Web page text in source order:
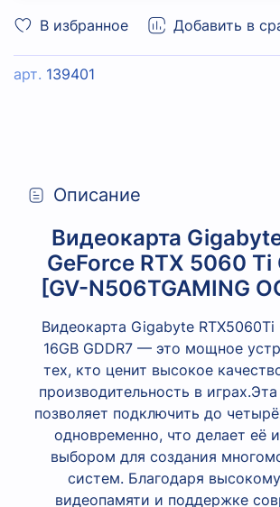
В избранное Добавить в
арт. 139401
Описание
Видеокарта
GeForce RTX 5060 Ti
[GV-N506TGAMING
Видеокарта Gigabyte RTX5060Ti
16GB GDDR7— это мощное
тех, кто ценит высокое
производительность в играх.
позволяет подключить до
одновременно, что делает её
выбором для создания
систем. Благодаря
видеопамяти и поддержке